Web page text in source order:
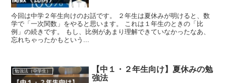
今回は中学２年生向けのお話です。 ２年生は夏休みが明けると、数
学で「一次関数」をやると思います。 これは１年生のときの「比
例」の続きです。 もし、比例があまり理解できていなかったなあ、
忘れちゃったかもという...
勉強法（中学生）
【中１・２年生向け】夏休みの勉
強法